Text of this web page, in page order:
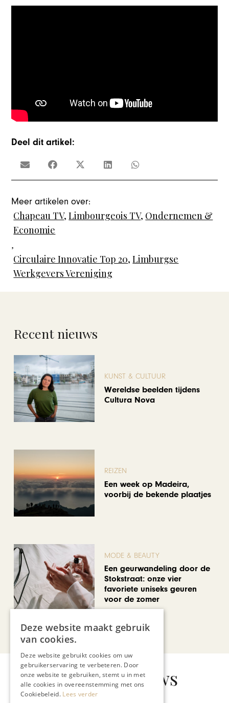
Deel dit artikel:
Meer artikelen over:
Chapeau TV,Limbourgeois TV, Ondernemen &
Economie
,
Circulaire Innovatie Top 20,Limburgse
Werkgevers Vereniging
Recent nieuws
KUNST & CULTUUR
Wereldse beelden tijdens
Cultura Nova
REIZEN
Een week op Madeira,
voorbij de bekende plaatjes
MODE & BEAUTY
Een geurwandeling door de
Stokstraat: onze vier
favoriete uniseks geuren
voor de zomer
Bekijk alle artikelen
Gerelateerd nieuws
Deze website maakt gebruik
van cookies.
Deze website gebruikt cookies om uw
gebruikerservaring te verbeteren. Door
onze website te gebruiken, stemt u in met
alle cookies in overeenstemming met ons
Cookiebeleid. Lees verder